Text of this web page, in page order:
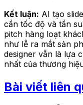
Kết luận: AI tạo
cần tốc độ và tần
pitch hàng loạt
như lễ ra mắt sản
designer vẫn là lựa
nhất của thương
Bài viết liên